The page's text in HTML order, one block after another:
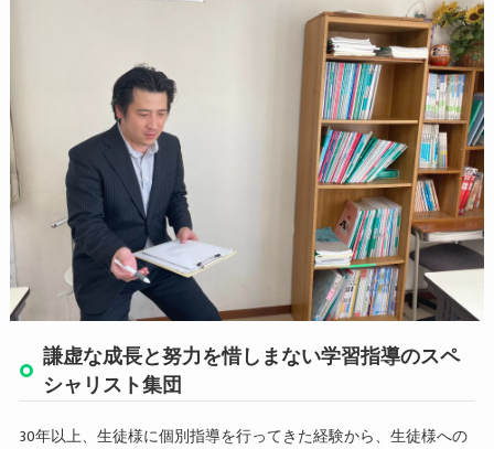
謙虚な成長と努力を惜しまない学習指導のスペ
シャリスト集団
30年以上、生徒様に個別指導を行ってきた経験から、生徒様への